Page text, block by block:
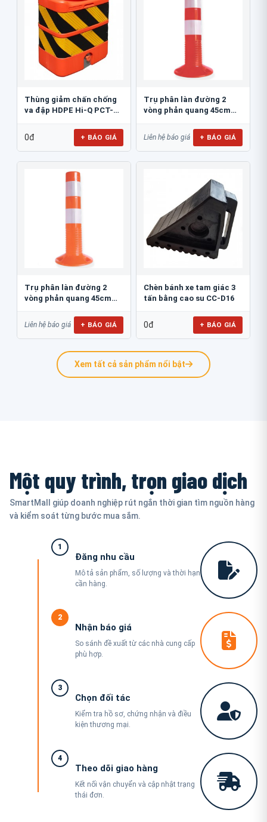
Thùng giảm chấn chống
va đập HDPE Hi-Q PCT-
0đ + BÁO GIÁ
Trụ phân làn đường 2
vòng phản quang 45cm
Liên hệ báo giá + BÁO GIÁ
Trụ phân làn đường 2
vòng phản quang 45cm
Liên hệ báo giá + BÁO GIÁ
Chèn bánh xe tam giác 3
tấn bằng cao su CC-D16
0đ + BÁO GIÁ
Xem tất cả sản phẩm nổi bật
Một quy trình, trọn giao dịch
SmartMall giúp doanh nghiệp rút ngắn thời gian tìm nguồn hàng
và kiểm soát từng bước mua sắm.
1
Đăng nhu cầu
Mô tả sản phẩm, số lượng và thời hạn
cần hàng.
2
Nhận báo giá
So sánh đề xuất từ các nhà cung cấp
phù hợp.
3
Chọn đối tác
Kiểm tra hồ sơ, chứng nhận và điều
kiện thương mại.
4
Theo dõi giao hàng
Kết nối vận chuyển và cập nhật trạng
thái đơn.